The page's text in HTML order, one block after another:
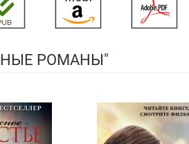
РОМАНЫ"